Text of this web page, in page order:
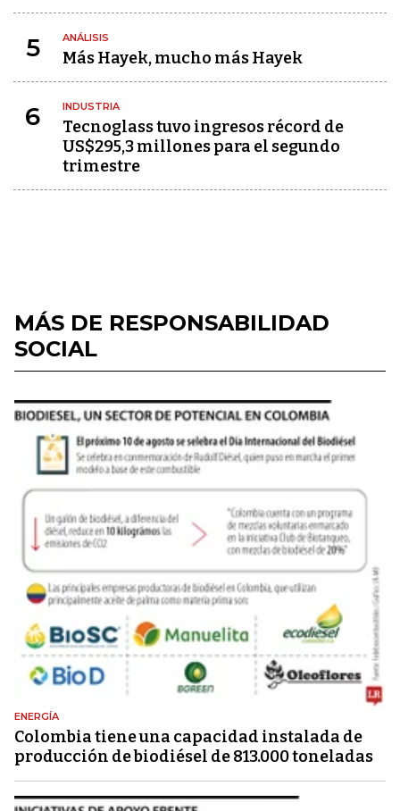
5 ANÁLISIS
Más Hayek, mucho más Hayek
6 INDUSTRIA
Tecnoglass tuvo ingresos récord de
US$295,3 millones para el segundo
trimestre
MÁS DE RESPONSABILIDAD
SOCIAL
ENERGÍA
Colombia tiene una capacidad instalada de
producción de biodiésel de 813.000 toneladas